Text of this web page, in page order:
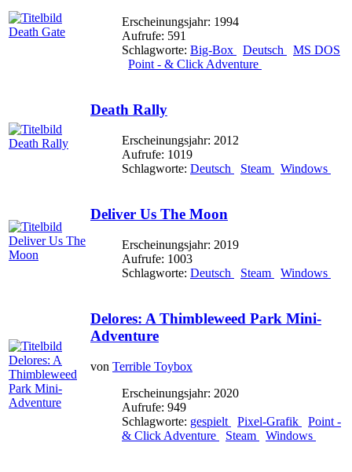
Erscheinungsjahr: 1994
Aufrufe: 591
Schlagworte: Big-Box Deutsch
MS DOS
Point - & Click Adventure
Death Rally
Erscheinungsjahr: 2012
Aufrufe: 1019
Schlagworte: Deutsch Steam Windows
Deliver Us The Moon
Erscheinungsjahr: 2019
Aufrufe: 1003
Schlagworte: Deutsch Steam Windows
Delores: A Thimbleweed Park Mini-
Adventure
von Terrible Toybox
Erscheinungsjahr: 2020
Aufrufe: 949
Schlagworte: gespielt Pixel-Grafik
Point -
& Click Adventure
Steam Windows